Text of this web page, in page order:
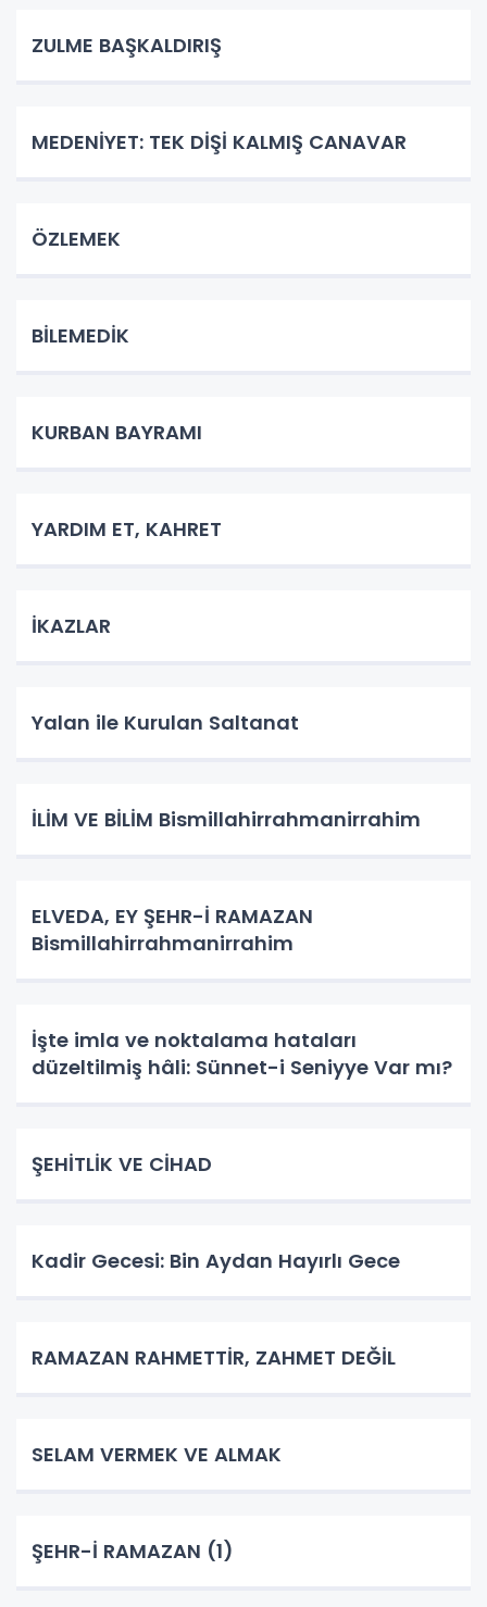
ZULME BAŞKALDIRIŞ
MEDENİYET: TEK DİŞİ KALMIŞ CANAVAR
ÖZLEMEK
BİLEMEDİK
KURBAN BAYRAMI
YARDIM ET, KAHRET
İKAZLAR
Yalan ile Kurulan Saltanat
İLİM VE BİLİM Bismillahirrahmanirrahim
ELVEDA, EY ŞEHR-İ RAMAZAN
Bismillahirrahmanirrahim
İşte imla ve noktalama hataları
düzeltilmiş hâli: Sünnet-i Seniyye Var mı?
ŞEHİTLİK VE CİHAD
Kadir Gecesi: Bin Aydan Hayırlı Gece
RAMAZAN RAHMETTİR, ZAHMET DEĞİL
SELAM VERMEK VE ALMAK
ŞEHR-İ RAMAZAN (1)